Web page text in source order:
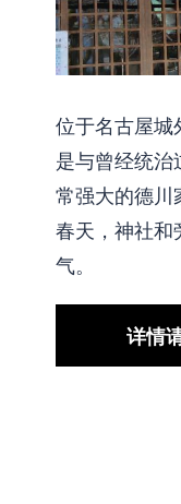
位于名古屋城
是与曾经统
常强大的德川
春天，神社和
气。
详情